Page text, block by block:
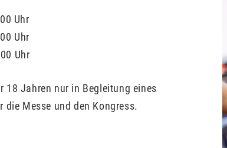
Uhr
Uhr
Uhr
Jahren nur in Begleitung eines
Messe und den Kongress.